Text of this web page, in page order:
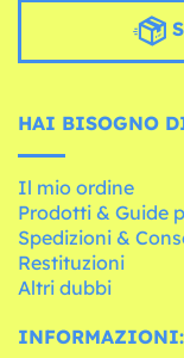
HAI BISOGNO
Il mio ordine
Prodotti & Guide
Spedizioni &
Restituzioni
Altri dubbi
INFORMAZIONI: